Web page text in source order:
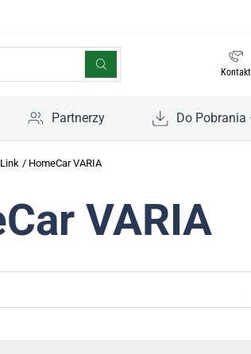
Kontakt
Partnerzy Do Pobrania
/ HomeCar VARIA
VARIA